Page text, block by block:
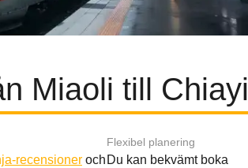
Miaoli till Chiayi
recensioneroch
Flexibel planering
Du kan bekvämt boka